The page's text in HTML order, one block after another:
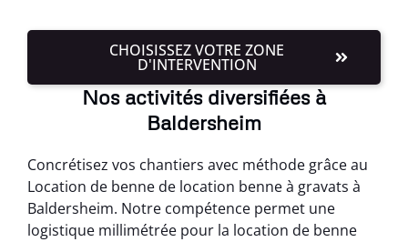
CHOISISSEZ VOTRE ZONE
D'INTERVENTION
Nos activités diversifiées à
Baldersheim
Concrétisez vos chantiers avec méthode grâce au
Location de benne de location benne à gravats à
Baldersheim. Notre compétence permet une
logistique millimétrée pour la location de benne